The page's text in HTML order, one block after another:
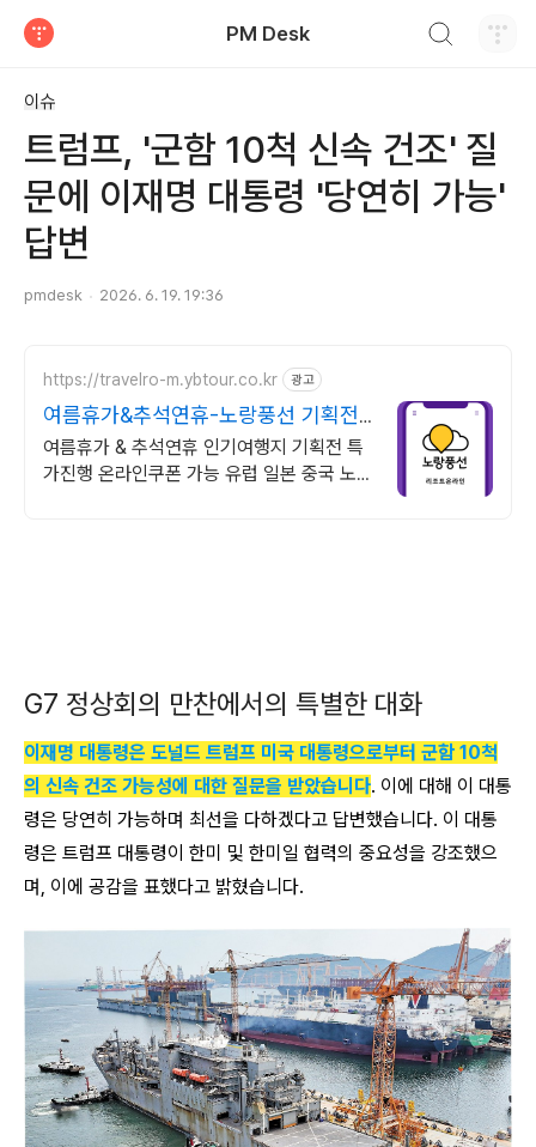
PM Desk
이슈
트럼프, '군함 10척 신속 건조' 질
문에 이재명 대통령 '당연히 가능'
답변
pmdesk 2026. 6. 19. 19:36
https://travelro-m.ybtour.co.kr 광고
여름휴가&추석연휴-노랑풍선 기획전
특가 진행
여름휴가 & 추석연휴 인기여행지 기획전 특
가진행 온라인쿠폰 가능 유럽 일본 중국 노랑
G7 정상회의 만찬에서의 특별한 대화
이재명 대통령은 도널드 트럼프 미국 대통령으로부터 군함 10척
의 신속 건조 가능성에 대한 질문을 받았습니다. 이에 대해 이 대통
령은 당연히 가능하며 최선을 다하겠다고 답변했습니다. 이 대통
령은 트럼프 대통령이 한미 및 한미일 협력의 중요성을 강조했으
며, 이에 공감을 표했다고 밝혔습니다.